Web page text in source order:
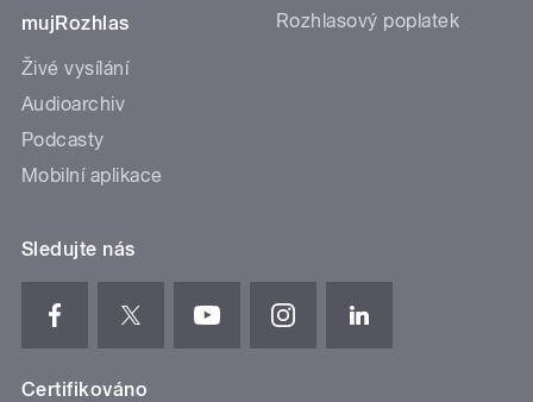
mujRozhlas
Živé vysílání
Audioarchiv
Podcasty
Mobilní aplikace
Rozhlasový poplatek
Sledujte nás
Certifikováno